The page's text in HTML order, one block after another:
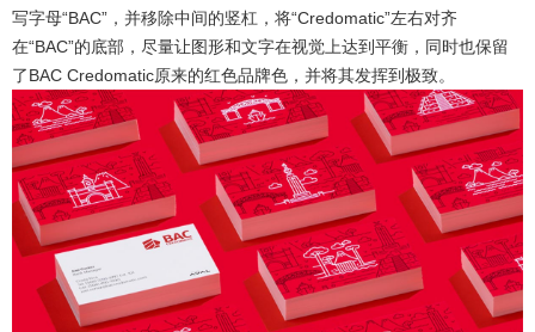
写字母“BAC”，并移除中间的竖杠，将“Credomatic”左右对齐
在“BAC”的底部，尽量让图形和文字在视觉上达到平衡，同时也保留
了BAC Credomatic原来的红色品牌色，并将其发挥到极致。